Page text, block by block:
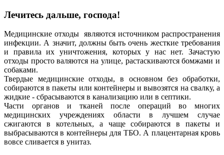
Лечитесь дальше, господа!
Медицинские отходы являются источником распространения
инфекции. А значит, должны быть очень жесткие требования
и правила их уничтожения, которых у нас нет. Зачастую
отходы просто валяются на улице, растаскиваются бомжами и
собаками.
Твердые медицинские отходы, в основном без обработки,
собираются в пакеты или контейнеры и вывозятся на свалку, а
жидкие - сбрасываются в канализацию или в септики.
Части органов и тканей после операций во многих
медицинских учреждениях области в лучшем случае
сжигаются в котельных, а чаще собираются в пакеты и
выбрасываются в контейнеры для ТБО. А плацентарная кровь
вовсе сливается в унитаз.